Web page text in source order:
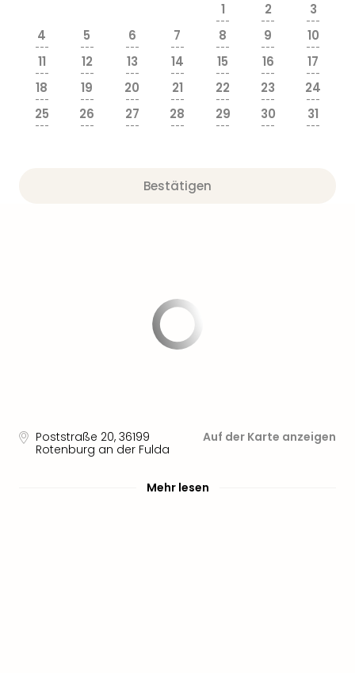
1
---
2
---
3
---
4
---
5
---
6
---
7
---
8
---
9
---
10
---
11
---
12
---
13
---
14
---
15
---
16
---
17
---
18
---
19
---
20
---
21
---
22
---
23
---
24
---
25
---
26
---
27
---
28
---
29
---
30
---
31
---
Bestätigen
Poststraße 20, 36199
Rotenburg an der Fulda
Auf der Karte anzeigen
Mehr lesen